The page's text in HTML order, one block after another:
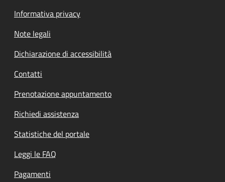
Informativa privacy
Note legali
Dichiarazione di accessibilità
Contatti
Prenotazione appuntamento
Richiedi assistenza
Statistiche del portale
Leggi le FAQ
Pagamenti